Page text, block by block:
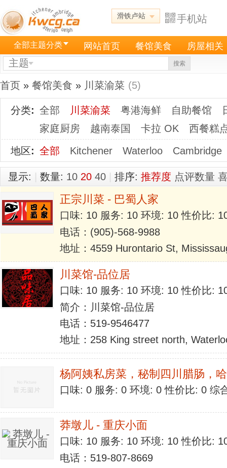
滑铁卢站 手机站
全部主题分类 网站首页 餐馆美食 房屋相关
主题 搜索
首页 » 餐馆美食 » 川菜渝菜 (5)
分类: 全部 川菜渝菜 粤港海鲜 自助餐馆
家庭厨房
越南泰国 卡拉 OK
西餐糕
地区: 全部 Kitchener Waterloo Cambridge
显示: 数量: 10 20 40 排序: 推荐度 点评数量
正宗川菜 - 巴蜀人家
口味: 10 服务: 10 环境: 10 性价比:
电话：(905)-568-9988
地址：4559 Hurontario St,
川菜馆-品位居
口味: 10 服务: 10 环境: 10 性价比:
简介：川菜馆-品位居
电话：519-9546477
地址：258 King street north,
杨阿姨私房菜，秘制四川腊肠，
口味: 0 服务: 0 环境: 0 性价比: 0 综
莽墩儿 - 重庆小面
口味: 10 服务: 10 环境: 10 性价比:
电话：519-807-8669